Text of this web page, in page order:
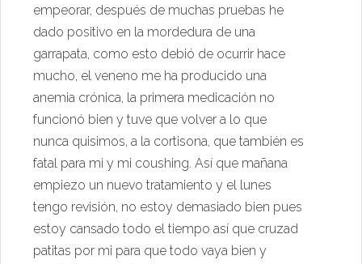
empeorar, después de muchas pruebas he
dado positivo en la mordedura de una
garrapata, como esto debió de ocurrir hace
mucho, el veneno me ha producido una
anemia crónica, la primera medicación no
funcionó bien y tuve que volver a lo que
nunca quisimos, a la cortisona, que también es
fatal para mi y mi coushing. Así que mañana
empiezo un nuevo tratamiento y el lunes
tengo revisión, no estoy demasiado bien pues
estoy cansado todo el tiempo así que cruzad
patitas por mi para que todo vaya bien y